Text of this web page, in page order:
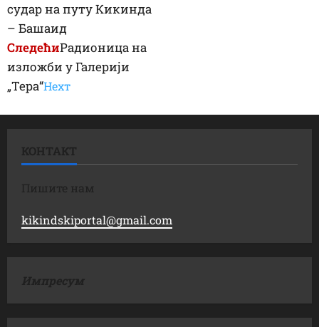
судар на путу Кикинда
– Башаид
СледећиРадионица на
изложби у Галерији
„Тера“Неxт
КОНТАКТ
Пишите нам
kikindskiportal@gmail.com
Импресум